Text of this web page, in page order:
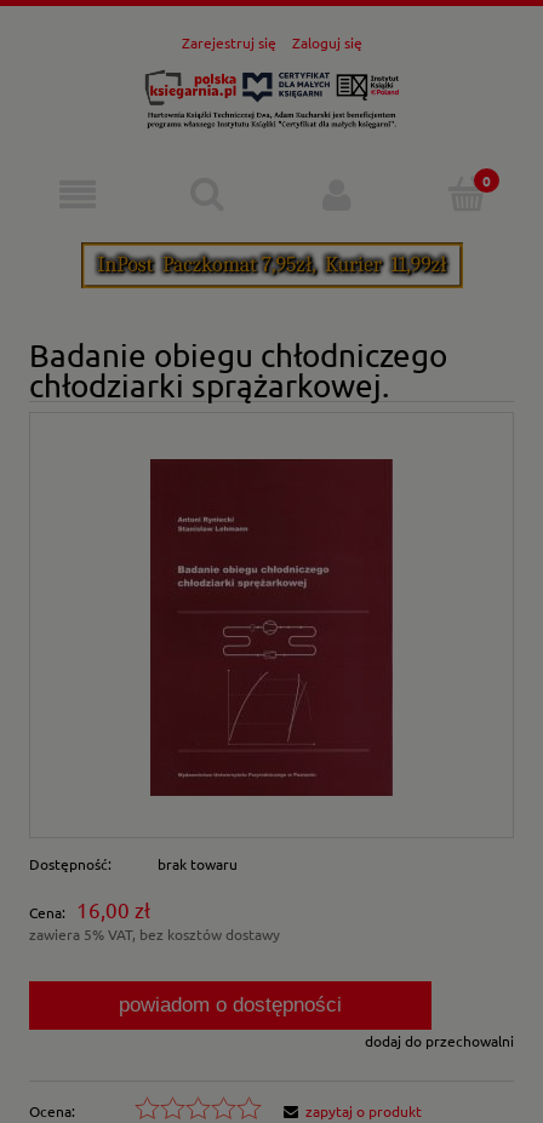
Zarejestruj się Zaloguj się
Badanie obiegu chłodniczego
chłodziarki sprążarkowej.
Dostępność: brak towaru
Cena: 16,00 zł
zawiera 5% VAT, bez kosztów dostawy
powiadom o dostępności
dodaj do przechowalni
Ocena:
zapytaj o produkt